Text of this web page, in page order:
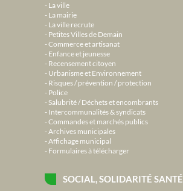
La ville
La mairie
La ville recrute
Petites Villes de Demain
Commerce et artisanat
Enfance et jeunesse
Recensement citoyen
Urbanisme et Environnement
Risques / prévention / protection
Police
Salubrité / Déchets et encombrants
Intercommunalités & syndicats
Commandes et marchés publics
Archives municipales
Affichage municipal
Formulaires à télécharger
SOCIAL, SOLIDARITÉ SANTÉ